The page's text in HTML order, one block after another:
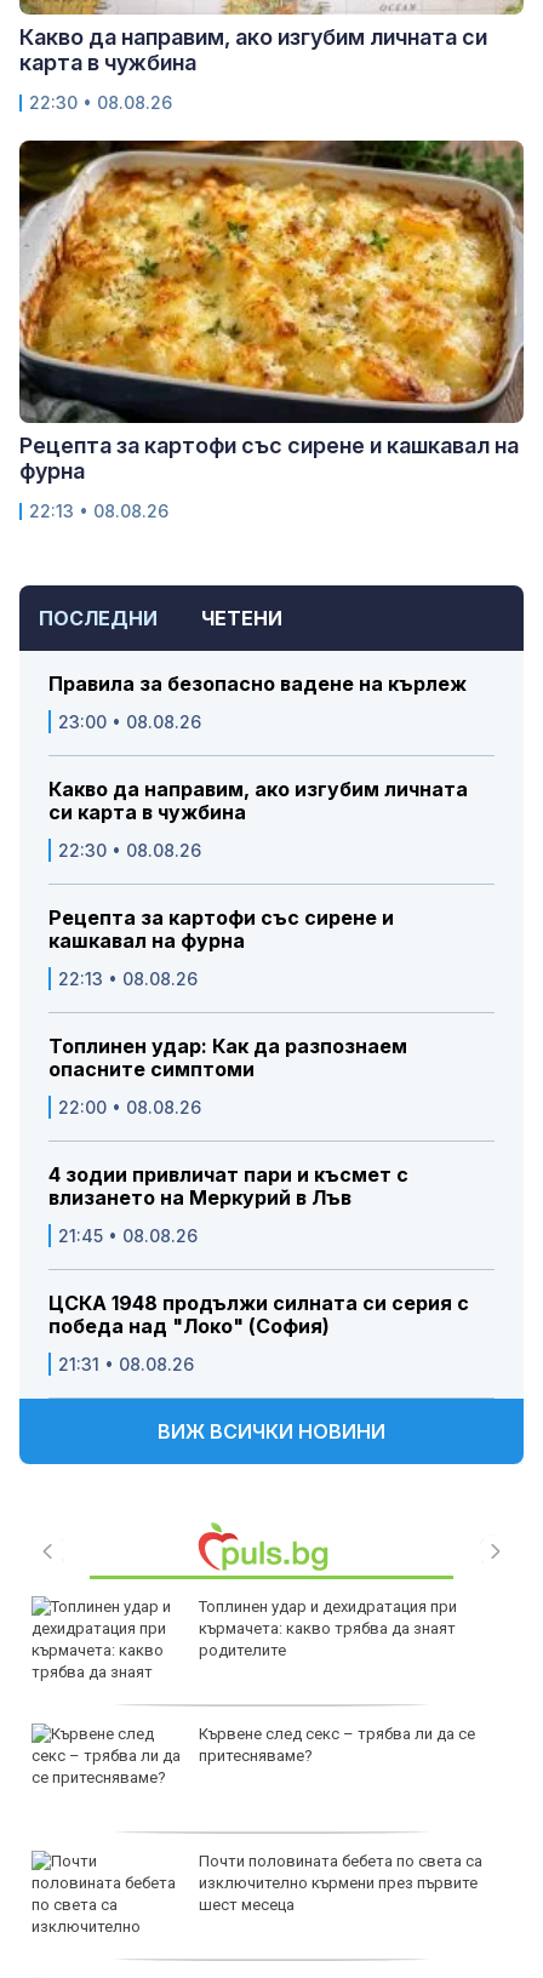
ПОСЛЕДНИ ЧЕТЕНИ
Правила за безопасно вадене на кърлеж
23:00 • 08.08.26
Какво да направим, ако изгубим личната
си карта в чужбина
22:30 • 08.08.26
Рецепта за картофи със сирене и
кашкавал на фурна
22:13 • 08.08.26
Топлинен удар: Как да разпознаем
опасните симптоми
22:00 • 08.08.26
4 зодии привличат пари и късмет с
влизането на Меркурий в Лъв
21:45 • 08.08.26
ЦСКА 1948 продължи силната си серия с
победа над "Локо" (София)
21:31 • 08.08.26
ВИЖ ВСИЧКИ НОВИНИ
Топлинен удар и дехидратация при
кърмачета: какво трябва да знаят
родителите
Кървене след секс – трябва ли да се
притесняваме?
Почти половината бебета по света са
изключително кърмени през първите
шест месеца
Какво да направим, ако изгубим личната си
карта в чужбина
22:30 • 08.08.26
Рецепта за картофи със сирене и кашкавал на
фурна
22:13 • 08.08.26